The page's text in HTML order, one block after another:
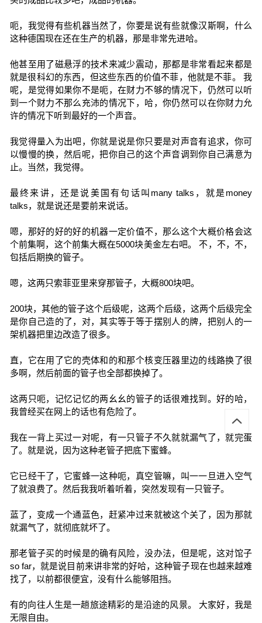
呃，我觉得有些机器当然了，你要是说有些就像汉斯啊，什么
这种德国现在还在生产的机器，那是非常先进哈。
他甚至用了磁悬浮的技术来减少震动，那都是非常看起来都是
就是很科幻的东西，但这些东西的价值不菲，他就是不菲。 我
呢，是觉得如果你不是呃，在财力不够的情况下，仍然可以听
到一个财力不那么充沛的情况下，哈，你仍然可以在你财力允
许的情况下听到最好的一个声音。
我觉得量入为出吧，你就是说是你只要是对声音有追求，你可
以慢慢的换，然后呢，把你自己的这个声音调到你自己满意为
止。当然，我觉得。
最终来讲，还是说美国有句话叫many talks，就是money
talks，就是说还是要前来说话。
嗯，那好的好的好的机器一定价值不，那么这个大概价格会这
个前集啊，这个前集大概在5000块美金左右吧。 不，不，不，
包括后期换的管子。
嗯，这两只索菲亚里来穿那管子，大概800块吧。
200块，其他的管子这个后级呢，这两个后级，这两个后级完全
是你自己造的了，对，其实等于等于摆别人的牌，把别人的一
架机器把里边改造了很多。
直，它在用了它的壳体和的和那个核变压器里边的线路换了很
多啊，然后前面的管子也全部都换掉了。
这两只呃，记忆记忆的两幺幺的管子的话很难找到。好的哈，
我曾经买在网上的话也有危险了。
我在一背上买过一对呢，有一只管子不久就就漏气了，就完蛋
了。就是说，因为这种老管子把底下蜜蜂。
它已经干了，它蜜蜂一这种呃，真空管嘛，叫一一旦进入空气
了就浪费了。然后我我听着听着，突然发现有一只管子。
蓝了，变成一个通蓝色，赶紧冲过来就被这个关了，因为那就
就漏气了，就彻底就坏了。
那老管子买的时候是的确有风险，没办法，但是呢，这对馆子
so far，就是说目前来讲非常的好哈，这种管子现在也越来越难
找了，以前都很便宜，没有什么能够阻挡。
有的向往人生是一趟旅途精彩的是沿途的风景。 大家好，我是
无限自由。